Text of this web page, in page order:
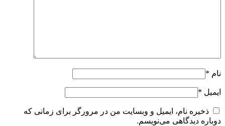
نام *
ایمیل *
ذخیره نام، ایمیل و وبسایت من در مرورگر برای زمانی که
دوباره دیدگاهی می‌نویسم.